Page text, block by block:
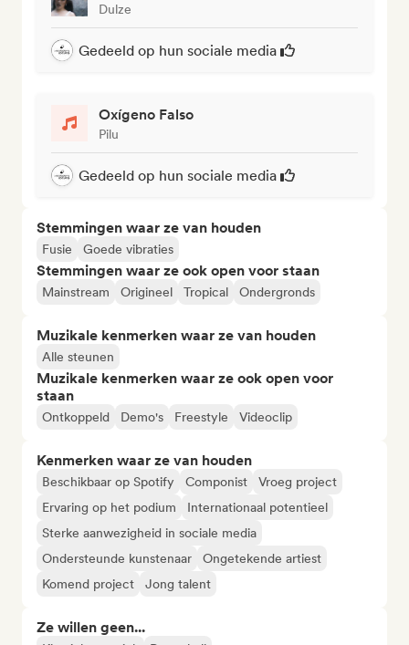
Dulze
Gedeeld op hun sociale media
Oxígeno Falso
Pilu
Gedeeld op hun sociale media
Stemmingen waar ze van houden
Fusie Goede vibraties
Stemmingen waar ze ook open voor staan
Mainstream Origineel Tropical Ondergronds
Muzikale kenmerken waar ze van houden
Alle steunen
Muzikale kenmerken waar ze ook open voor
staan
Ontkoppeld Demo's Freestyle Videoclip
Kenmerken waar ze van houden
Beschikbaar op Spotify Componist
Vroeg project
Ervaring op het podium
Internationaal potentieel
Sterke aanwezigheid in sociale media
Ondersteunde kunstenaar
Ongetekende artiest
Komend project
Jong talent
Ze willen geen...